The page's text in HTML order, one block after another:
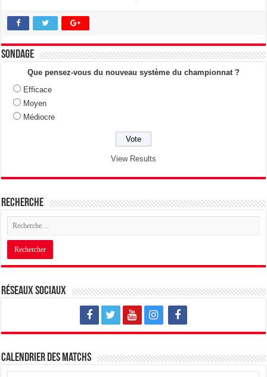
Sondage
Que pensez-vous du nouveau système du championnat ?
Efficace
Moyen
Médiocre
View Results
Recherche
Réseaux sociaux
Calendrier des matchs